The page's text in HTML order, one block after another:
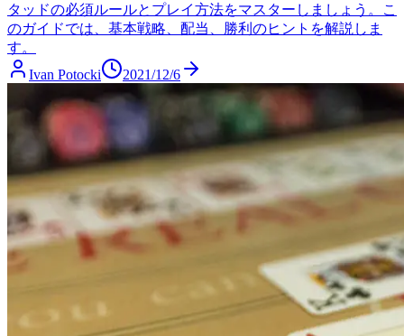
タッドの必須ルールとプレイ方法をマスターしましょう。こ
のガイドでは、基本戦略、配当、勝利のヒントを解説しま
す。
Ivan Potocki
2021/12/6